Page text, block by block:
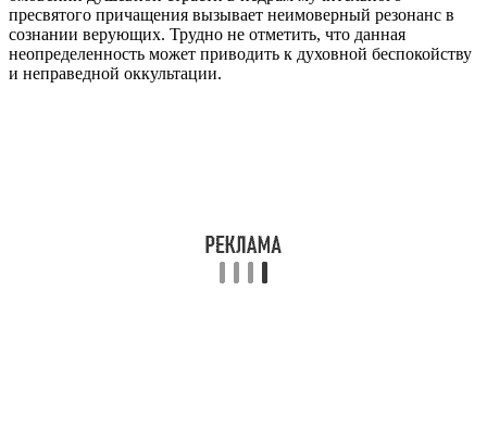
пресвятого причащения вызывает неимоверный резонанс в
сознании верующих. Трудно не отметить, что данная
неопределенность может приводить к духовной беспокойству
и неправедной оккультации.